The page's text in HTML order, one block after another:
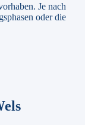
Je nach
oder die